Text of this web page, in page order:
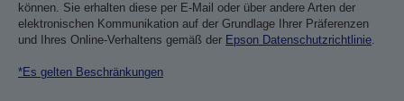
können. Sie erhalten diese per E-Mail oder über andere Arten der
elektronischen Kommunikation auf der Grundlage Ihrer Präferenzen
und Ihres Online-Verhaltens gemäß der Epson Datenschutzrichtlinie.
*Es gelten Beschränkungen